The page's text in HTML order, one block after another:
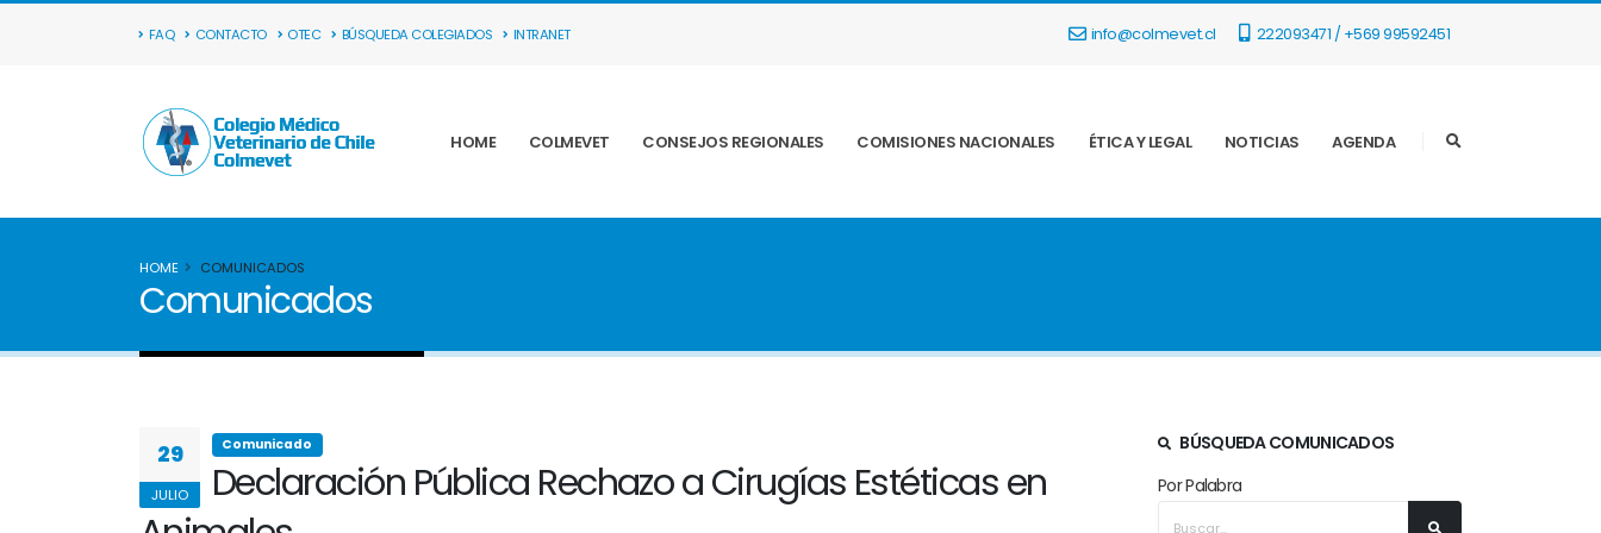
FAQ CONTACTO OTEC BÚSQUEDA COLEGIADOS INTRANET info@colmevet.cl 222093471 / +569 99592451
HOME COLMEVET CONSEJOS REGIONALES COMISIONES NACIONALES ÉTICA Y LEGAL NOTICIAS AGENDA
HOME COMUNICADOS
Comunicados
BÚSQUEDA COMUNICADOS
Por Palabra
Comunicado
29
JULIO
Declaración Pública Rechazo a Cirugías Estéticas en